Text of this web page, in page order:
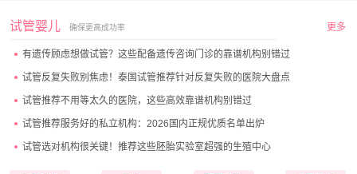
试管婴儿 确保更高成功率 更多
有遗传顾虑想做试管？这些配备遗传咨询门诊的靠谱机构别错过
试管反复失败别焦虑！泰国试管推荐针对反复失败的医院大盘点
试管推荐不用等太久的医院，这些高效靠谱机构别错过
试管推荐服务好的私立机构：2026国内正规优质名单出炉
试管选对机构很关键！推荐这些胚胎实验室超强的生殖中心